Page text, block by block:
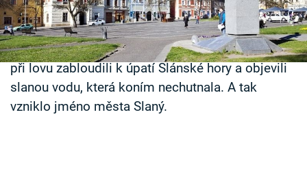
Časopis
Sledujte prima+
Přihlášení
jeho název evokuje spojení se solí, ve skutečnosti
se zde sůl nikdy netěžila. Legenda vypráví o
knížeti Nezamyslovi a jeho sluhovi Holotovi, kteří
při lovu zabloudili k úpatí Slánské hory a objevili
slanou vodu, která koním nechutnala. A tak
vzniklo jméno města Slaný.